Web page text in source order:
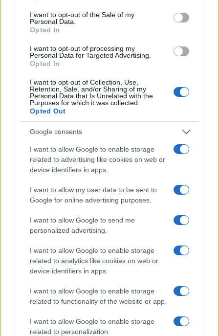
consent section.
I want to opt-out of the Sale of my
Personal Data.
Opted In
I want to opt-out of processing my
Personal Data for Targeted Advertising.
Opted In
I want to opt-out of Collection, Use,
Retention, Sale, and/or Sharing of my
Personal Data that Is Unrelated with the
Purposes for which it was collected.
Opted Out
Google consents
I want to allow Google to enable storage
related to advertising like cookies on web or
device identifiers in apps.
I want to allow my user data to be sent to
Google for online advertising purposes.
I want to allow Google to send me
personalized advertising.
I want to allow Google to enable storage
related to analytics like cookies on web or
device identifiers in apps.
I want to allow Google to enable storage
related to functionality of the website or app.
I want to allow Google to enable storage
related to personalization.
Codacons denuncia: i problemi che affliggono la Sicilia
tra carburanti, spiagge e incendi
Matteo Pellegrino · 25 Lug 2026
NEWS E ATTUALITÀ
Lamezia International Film Fest: arte e cultura si
incontrano in Calabria
PIÙ LETTI